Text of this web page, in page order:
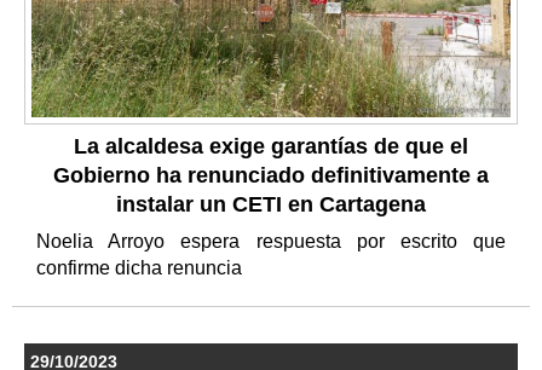
La alcaldesa exige garantías de que el
Gobierno ha renunciado definitivamente a
instalar un CETI en Cartagena
Noelia Arroyo espera respuesta por escrito que
confirme dicha renuncia
29/10/2023